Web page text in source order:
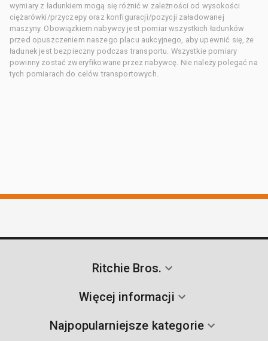
wymiary z ładunkiem mogą się różnić w zależności od wysokości
ciężarówki/przyczepy oraz konfiguracji/pozycji załadowanej
maszyny. Obowiązkiem nabywcy jest pomiar wszystkich ładunków
przed opuszczeniem naszego placu aukcyjnego, aby upewnić się, że
ładunek jest bezpieczny podczas transportu. Wszystkie pomiary
powinny zostać zweryfikowane przez nabywcę. Nie należy polegać na
tych pomiarach do celów transportowych.
Ritchie Bros.
Więcej informacji
Najpopularniejsze kategorie